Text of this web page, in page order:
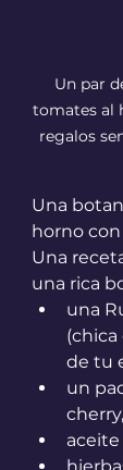
Un par
tomates al
regalos
Una
horno
Una
una rica
una
de tu
un
cherry,
aceite